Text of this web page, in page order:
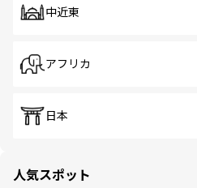
中近東
アフリカ
日本
人気スポット